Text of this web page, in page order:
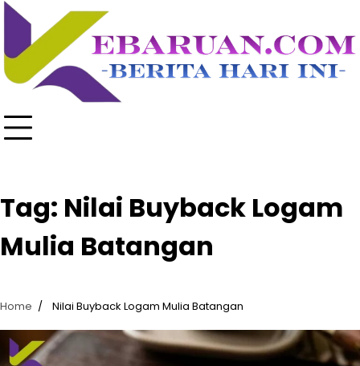
Skip
content
Tag: Nilai Buyback Logam
Mulia Batangan
Home Nilai Buyback Logam Mulia Batangan